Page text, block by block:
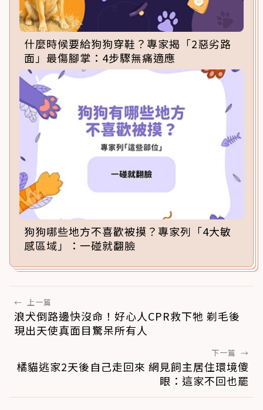
什麼時候要給狗狗穿鞋？專家揭「2惡劣路
面」最傷腳掌：4步驟無痛適應
狗狗哪些地方不喜歡被摸？專家列「4大敏
感區域」：一碰就翻臉
← 上一篇
浪犬倒路邊快沒命！好心人CPR救下牠 剃毛後
現出天使真面目驚呆所有人
下一篇 →
橘貓逃家2天後自己走回來 網見飼主居住環境傻
眼：這家不回也罷